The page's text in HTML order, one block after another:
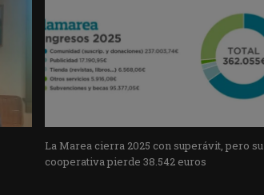
La Marea cierra 2025 con superávit, pero su
cooperativa pierde 38.542 euros